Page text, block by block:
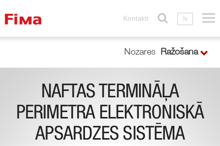
Kontakti lv
Nozares Ražošana
NAFTAS TERMINĀĻA
PERIMETRA ELEKTRONISKĀ
APSARDZES SISTĒMA